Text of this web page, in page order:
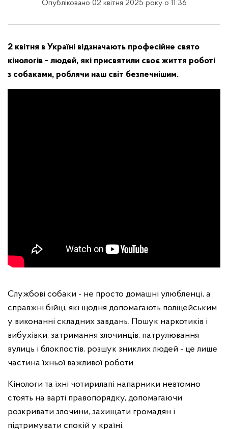
Опубліковано 02 квітня 2025 року о 11:36
2 квітня в Україні відзначають професійне свято
кінологів - людей, які присвятили своє життя роботі
з собаками, роблячи наш світ безпечнішим.
Службові собаки - не просто домашні улюбленці, а
справжні бійці, які щодня допомагають поліцейським
у виконанні складних завдань. Пошук наркотиків і
вибухівки, затримання злочинців, патрулювання
вулиць і блокпостів, розшук зниклих людей - це лише
частина їхньої важливої роботи.
Кінологи та їхні чотирилапі напарники невтомно
стоять на варті правопорядку, допомагаючи
розкривати злочини, захищати громадян і
підтримувати спокій у країні.